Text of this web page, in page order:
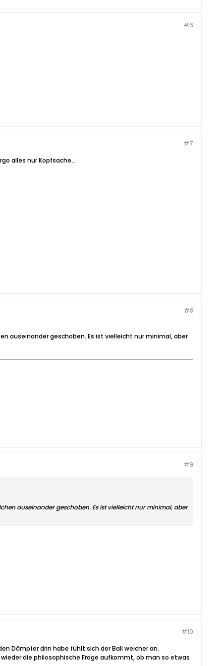
#6
#7
alles nur Kopfsache...
#8
auseinander geschoben. Es ist vielleicht nur minimal, aber
#9
auseinander geschoben. Es ist vielleicht nur minimal, aber
#10
Dämpfer drin habe fühlt sich der Ball weicher an.
die philosophische Frage aufkommt, ob man so etwas